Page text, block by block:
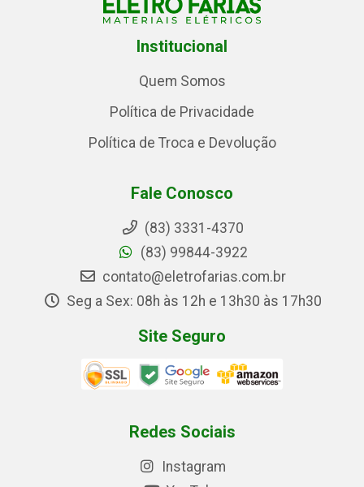
Institucional
Quem Somos
Política de Privacidade
Política de Troca e Devolução
Fale Conosco
(83) 3331-4370
(83) 99844-3922
contato@eletrofarias.com.br
Seg a Sex: 08h às 12h e 13h30 às 17h30
Site Seguro
Redes Sociais
Instagram